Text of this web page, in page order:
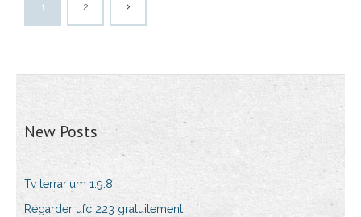
1 2
New Posts
Tv terrarium 1.9.8
Regarder ufc 223 gratuitement